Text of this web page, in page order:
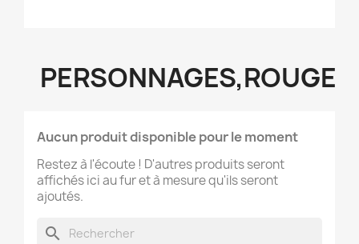
PERSONNAGES,ROUGE
Aucun produit disponible pour le moment
Restez à l'écoute ! D'autres produits seront
affichés ici au fur et à mesure qu'ils seront
ajoutés.
search